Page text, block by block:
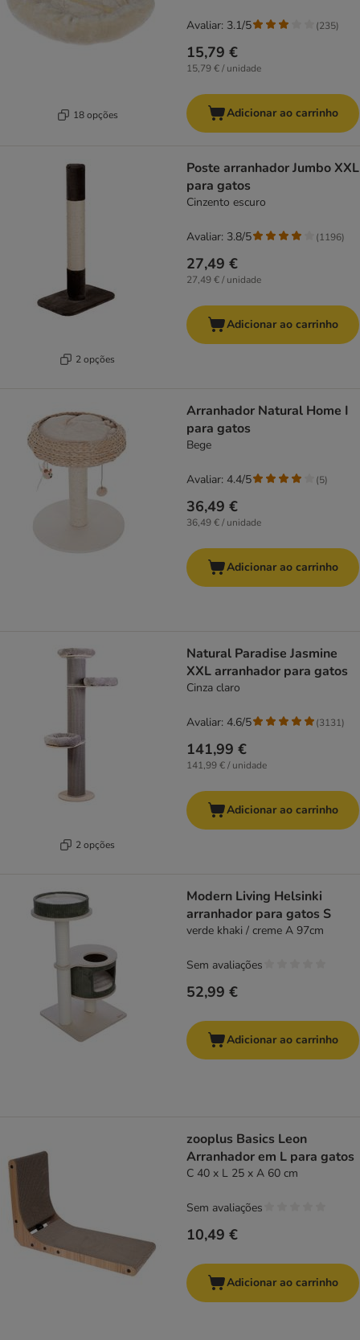
18 opções
15,79 €
15,79 € / unidade
Avaliar: 3.1/5 (235)
Adicionar ao carrinho
2 opções
Poste arranhador Jumbo XXL
para gatos
Cinzento escuro
27,49 €
27,49 € / unidade
Avaliar: 3.8/5 (1196)
Adicionar ao carrinho
Arranhador Natural Home I
para gatos
Bege
36,49 €
36,49 € / unidade
Avaliar: 4.4/5 (5)
Adicionar ao carrinho
2 opções
Natural Paradise Jasmine
XXL arranhador para gatos
Cinza claro
141,99 €
141,99 € / unidade
Avaliar: 4.6/5 (3131)
Adicionar ao carrinho
Modern Living Helsinki
arranhador para gatos S
verde khaki / creme A 97cm
52,99 €
Sem avaliações
Adicionar ao carrinho
zooplus Basics Leon
Arranhador em L para gatos
C 40 x L 25 x A 60 cm
10,49 €
Sem avaliações
Adicionar ao carrinho